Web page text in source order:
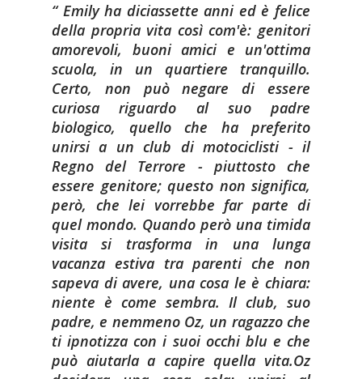
Emily ha diciassette anni ed è felice
della propria vita così com'è: genitori
amorevoli, buoni amici e un'ottima
scuola, in un quartiere tranquillo.
Certo, non può negare di essere
curiosa riguardo al suo padre
biologico, quello che ha preferito
unirsi a un club di motociclisti - il
Regno del Terrore - piuttosto che
essere genitore; questo non significa,
però, che lei vorrebbe far parte di
quel mondo. Quando però una timida
visita si trasforma in una lunga
vacanza estiva tra parenti che non
sapeva di avere, una cosa le è chiara:
niente è come sembra. Il club, suo
padre, e nemmeno Oz, un ragazzo che
ti ipnotizza con i suoi occhi blu e che
può aiutarla a capire quella vita.Oz